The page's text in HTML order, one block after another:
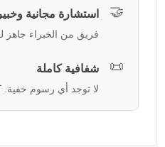
🤝 استشارة مجانية
فريق من الخبراء
📜 شفافية كاملة
لا توجد أي رسوم